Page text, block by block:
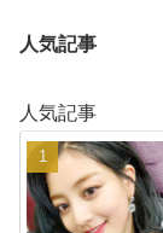
人気記事
人気記事